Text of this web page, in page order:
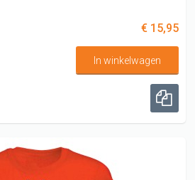
€ 15,95
In winkelwagen